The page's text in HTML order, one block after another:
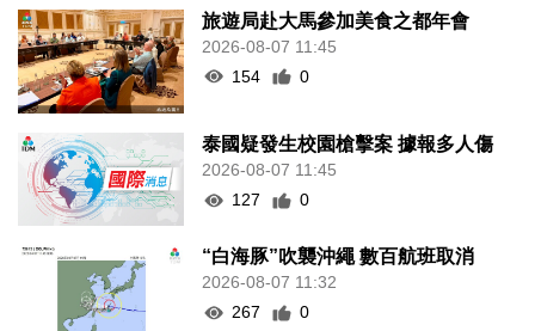
旅遊局赴大馬參加美食之都年會
2026-08-07 11:45
154
0
泰國疑發生校園槍擊案 據報多人傷
2026-08-07 11:45
127
0
“白海豚”吹襲沖繩 數百航班取消
2026-08-07 11:32
267
0